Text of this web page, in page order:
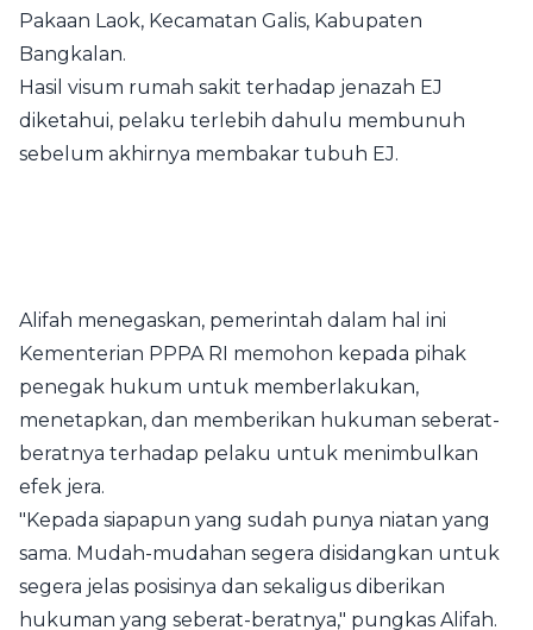
Pakaan Laok, Kecamatan Galis, Kabupaten
Bangkalan.
Hasil visum rumah sakit terhadap jenazah EJ
diketahui, pelaku terlebih dahulu membunuh
sebelum akhirnya membakar tubuh EJ.
Alifah menegaskan, pemerintah dalam hal ini
Kementerian PPPA RI memohon kepada pihak
penegak hukum untuk memberlakukan,
menetapkan, dan memberikan hukuman seberat-
beratnya terhadap pelaku untuk menimbulkan
efek jera.
"Kepada siapapun yang sudah punya niatan yang
sama. Mudah-mudahan segera disidangkan untuk
segera jelas posisinya dan sekaligus diberikan
hukuman yang seberat-beratnya," pungkas Alifah.